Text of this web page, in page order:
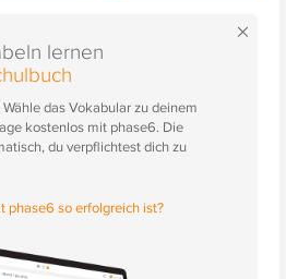
×
lernen
das Vokabular zu deinem
kostenlos mit phase6. Die
du verpflichtest dich zu
phase6 so erfolgreich ist?